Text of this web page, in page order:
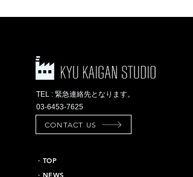
TEL : 緊急連絡先となります。
03-6453-7625
CONTACT US
​・TOP
・NEWS